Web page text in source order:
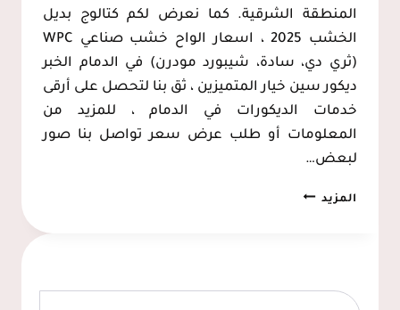
المنطقة الشرقية. كما نعرض لكم كتالوج بديل
الخشب 2025 ، اسعار الواح خشب صناعي WPC
(ثري دي، سادة، شيبورد مودرن) في الدمام الخبر
ديكور سين خيار المتميزين ، ثق بنا لتحصل على أرقى
خدمات الديكورات في الدمام ، للمزيد من
المعلومات أو طلب عرض سعر تواصل بنا صور
لبعض…
المزيدبديل
شاشات